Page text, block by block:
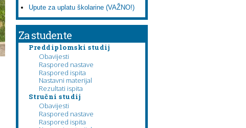
Upute za uplatu školarine (VAŽNO!)
Za studente
Preddiplomski studij
Obavijesti
Raspored nastave
Raspored ispita
Nastavni materijal
Rezultati ispita
Stručni studij
Obavijesti
Raspored nastave
Raspored ispita